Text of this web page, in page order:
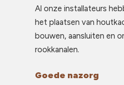
Al onze installateurs
het plaatsen van
bouwen, aansluiten en
rookkanalen.
Goede nazorg